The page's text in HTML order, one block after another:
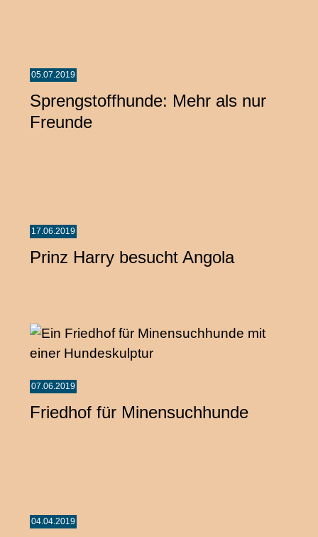
05.07.2019
Sprengstoffhunde: Mehr als nur
Freunde
17.06.2019
Prinz Harry besucht Angola
07.06.2019
Friedhof für Minensuchhunde
04.04.2019